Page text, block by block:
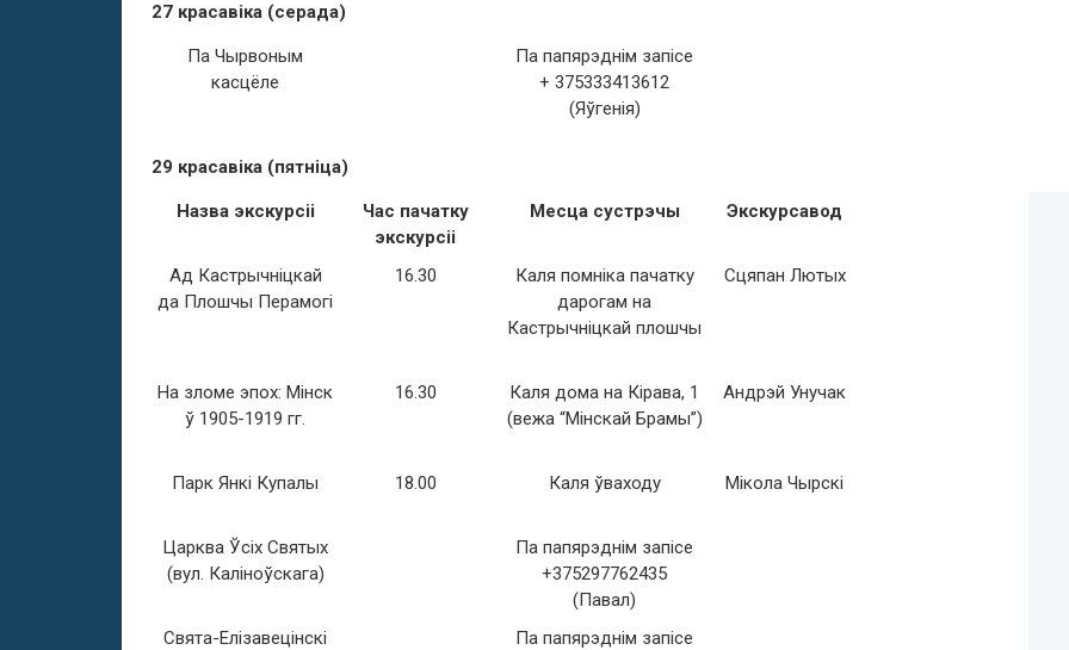
27 красавіка (серада)
Па Чырвоным
касцёле
Па папярэднім запісе
+ 375333413612
(Яўгенія)
29 красавіка (пятніца)
Назва экскурсіі
Час пачатку
экскурсіі
Месца сустрэчы Экскурсавод
Ад Кастрычніцкай
да Плошчы Перамогі
16.30
Каля помніка пачатку
дарогам на
Кастрычніцкай плошчы
Сцяпан Лютых
На зломе эпох: Мінск
ў 1905-1919 гг.
16.30
Каля дома на Кірава, 1
(вежа “Мінскай Брамы”)
Андрэй Унучак
Парк Янкі Купалы 18.00 Каля ўваходу Мікола Чырскі
Царква Ўсіх Святых
(вул. Каліноўскага)
Па папярэднім запісе
+375297762435
(Павал)
Свята-Елізавецінскі
Па папярэднім запісе